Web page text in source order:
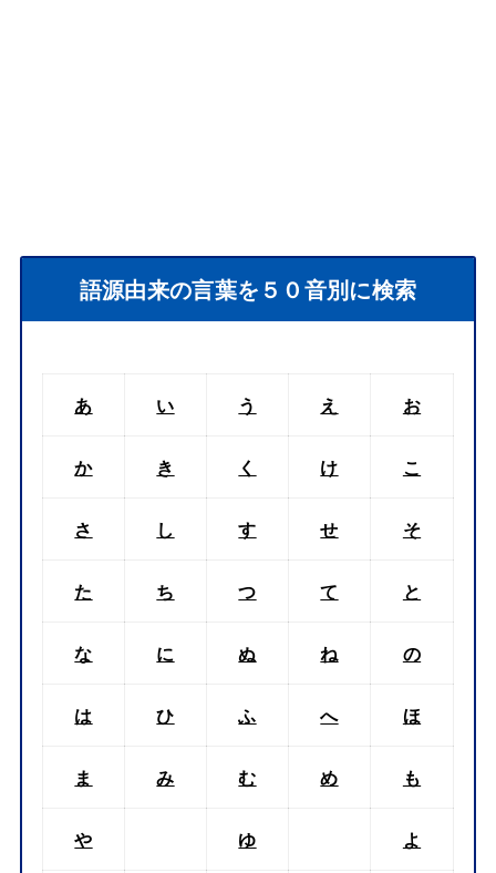
語源由来の言葉を５０音別に検索
あ い う え お
か き く け こ
さ し す せ そ
た ち つ て と
な に ぬ ね の
は ひ ふ へ ほ
ま み む め も
や ゆ よ